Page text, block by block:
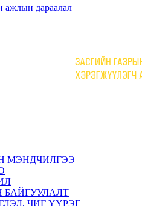
ажлын дараалал
МЭНДЧИЛГЭЭ
БАЙГУУЛАЛТ
ЧИГ ҮҮРЭГ